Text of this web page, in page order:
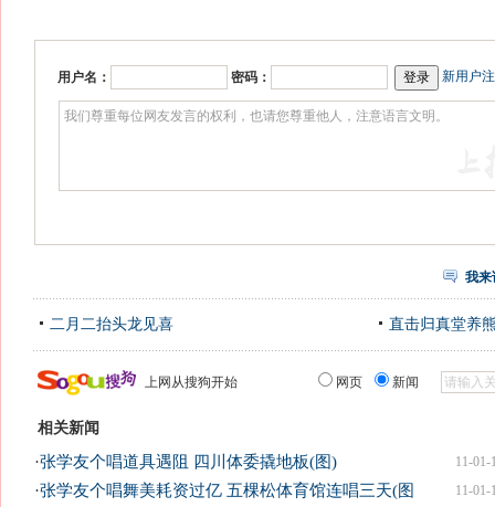
用户名： 密码： 新用户
我来
二月二抬头龙见喜 直击归真堂养
上网从搜狗开始 网页 新闻
相关新闻
11-01-
·张学友个唱道具遇阻 四川体委撬地板(图)
11-01-
·张学友个唱舞美耗资过亿 五棵松体育馆连唱三天(图